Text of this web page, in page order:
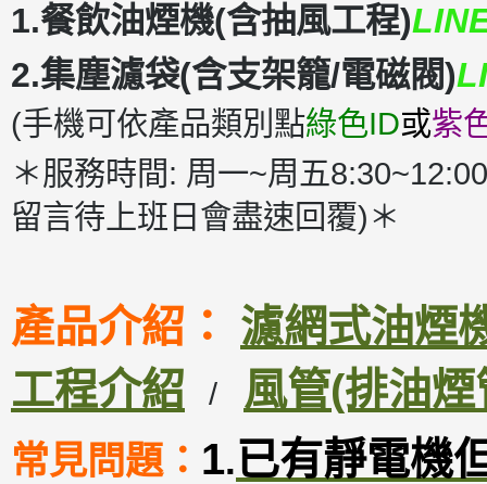
1.餐飲油煙機(含抽風工程)
2.集塵濾袋(含支架籠/電磁閥)
(手機可依產品類別點綠色ID或紫
＊服務時間: 周一~周五
留言待上班日會盡速回覆)＊
產品介紹： 濾網式油煙
工程介紹
/ 風管(排油煙
常見問題： 1.已有靜電機